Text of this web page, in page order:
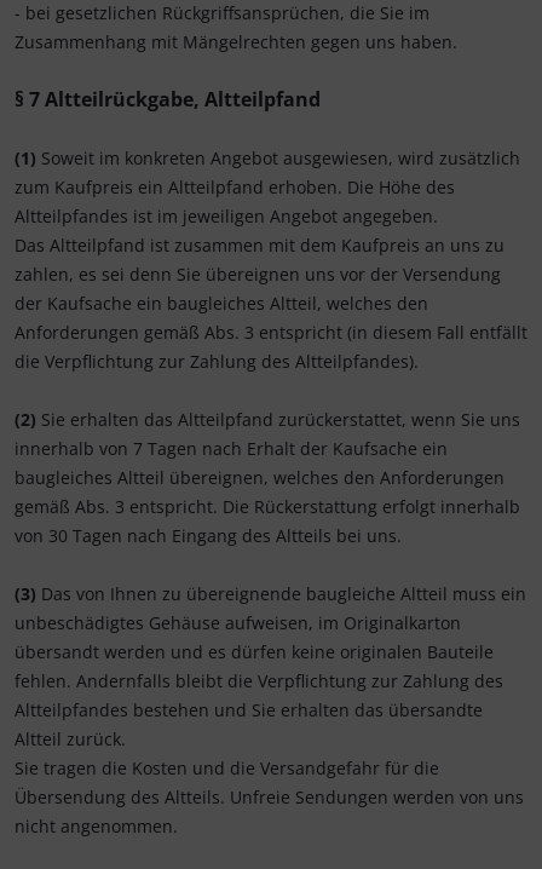
- bei gesetzlichen Rückgriffsansprüchen, die Sie im
Zusammenhang mit Mängelrechten gegen uns haben.
§ 7Altteilrückgabe, Altteilpfand
(1) Soweit im konkreten Angebot ausgewiesen, wird zusätzlich
zum Kaufpreis ein Altteilpfand erhoben. Die Höhe des
Altteilpfandes ist im jeweiligen Angebot angegeben.
Das Altteilpfand ist zusammen mit dem Kaufpreis an uns zu
zahlen, es sei denn Sie übereignen uns vor der Versendung
der Kaufsache ein baugleiches Altteil, welches den
Anforderungen gemäß Abs. 3 entspricht (in diesem Fall entfällt
die Verpflichtung zur Zahlung des Altteilpfandes).
(2) Sie erhalten das Altteilpfand zurückerstattet, wenn Sie uns
innerhalb von 7 Tagen nach Erhalt der Kaufsache ein
baugleiches Altteil übereignen, welches den Anforderungen
gemäß Abs. 3 entspricht. Die Rückerstattung erfolgt innerhalb
von 30 Tagen nach Eingang des Altteils bei uns.
(3) Das von Ihnen zu übereignende baugleiche Altteil muss ein
unbeschädigtes Gehäuse aufweisen, im Originalkarton
übersandt werden und es dürfen keine originalen Bauteile
fehlen. Andernfalls bleibt die Verpflichtung zur Zahlung des
Altteilpfandes bestehen und Sie erhalten das übersandte
Altteil zurück.
Sie tragen die Kosten und die Versandgefahr für die
Übersendung des Altteils. Unfreie Sendungen werden von uns
nicht angenommen.